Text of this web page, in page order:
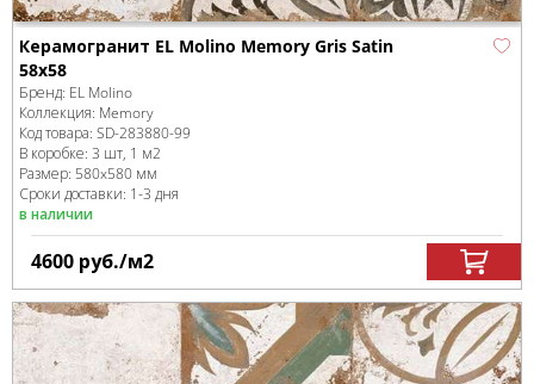
Керамогранит EL Molino Memory Gris Satin
58x58
Бренд: EL Molino
Коллекция: Memory
Код товара: SD-283880-99
В коробке: 3 шт, 1 м2
Размер: 580x580 мм
Сроки доставки: 1-3 дня
в наличии
4600 руб./м2